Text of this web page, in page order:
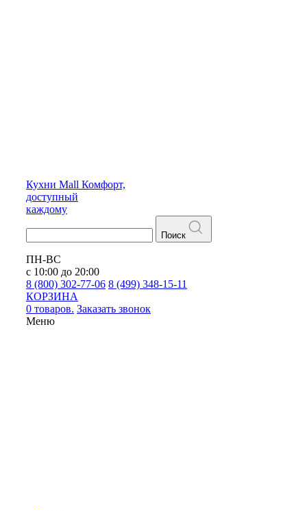
Кухни Mall Комфорт,
доступный
каждому
Поиск
ПН-ВС
с 10:00 до 20:00
8 (800) 302-77-06 8 (499) 348-15-11
КОРЗИНА
0 товаров. Заказать звонок
Меню